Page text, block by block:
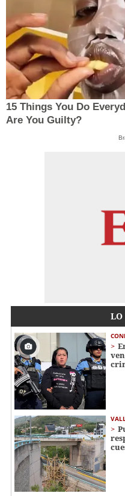
15 Things You Do
Are You Guilty?
LO